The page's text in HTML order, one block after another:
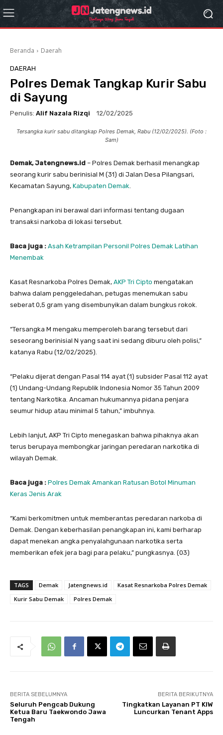
Beranda Daerah
DAERAH
Polres Demak Tangkap Kurir Sabu
di Sayung
Penulis: Alif Nazala Rizqi 12/02/2025
Tersangka kurir sabu ditangkap Polres Demak, Rabu (12/02/2025). (Foto :
Sam)
Demak, Jatengnews.id – Polres Demak berhasil menangkap
seorang kurir sabu berinisial M (31) di Jalan Desa Pilangsari,
Kecamatan Sayung, Kabupaten Demak.
Penangkapan ini berawal dari informasi tentang dugaan
transaksi narkoba di lokasi tersebut.
Baca juga : Asah Ketrampilan Personil Polres Demak Latihan
Menembak
Kasat Resnarkoba Polres Demak, AKP Tri Cipto mengatakan
bahwa dalam penggeledahan, petugas menemukan sabu
seberat 0,5 gram yang disembunyikan dalam bungkus rokok.
“Tersangka M mengaku memperoleh barang tersebut dari
seseorang berinisial N yang saat ini sedang diburu oleh polisi,”
katanya Rabu (12/02/2025).
“Pelaku dijerat dengan Pasal 114 ayat (1) subsider Pasal 112 ayat
(1) Undang-Undang Republik Indonesia Nomor 35 Tahun 2009
tentang Narkotika. Ancaman hukumannya pidana penjara
seumur hidup atau minimal 5 tahun,” imbuhnya.
Lebih lanjut, AKP Tri Cipto menegaskan bahwa pihaknya akan
terus berupaya membongkar jaringan peredaran narkotika di
wilayah Demak.
Baca juga : Polres Demak Amankan Ratusan Botol Minuman
Keras Jenis Arak
“Kami berkomitmen untuk memberantas peredaran narkoba di
Demak. Dengan keberhasilan penangkapan ini, kami berharap
dapat menekan angka penyalahgunaan narkotika serta
memberikan efek jera bagi para pelaku,” pungkasnya. (03)
TAGS Demak Jatengnews.id
Kasat Resnarkoba Polres Demak
Kurir Sabu Demak
Polres Demak
BERITA SEBELUMNYA
Seluruh Pengcab Dukung
Ketua Baru Taekwondo Jawa
Tengah
BERITA BERIKUTNYA
Tingkatkan Layanan PT KIW
Luncurkan Tenant Apps